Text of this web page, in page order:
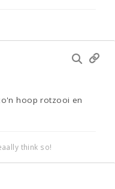
hoop rotzooi en
think so!